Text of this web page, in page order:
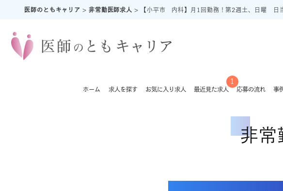
医師のともキャリア > 非常勤医師求人 > 【小平市 内科】月1回勤務！第2週土、日曜
ホーム 求人を探す お気に入り求人 最近見た求人
1
応募の流れ 事
非常